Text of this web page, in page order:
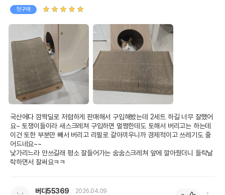
첫구매
국산에다 깜짝딜로 저렴하게 판매해서 구입해봤는데 2세트 하길 너무 잘했어
요~ 토쟁이들이라 새스크레쳐 구입하면 멀쩡한데도 토해서 버리고는 하는데
이건 토한 부분만 빼서 버리고 리필로 갈아끼우니까 경제적이고 쓰레기도 줄
어드네요~~
낯가리느라 안쓰길래 평소 잘들어가는 숨숨스크레쳐 앞에 깔아줬더니 들락날
락하면서 잘써요ㅋㅋ
버디55369
2026.04.09